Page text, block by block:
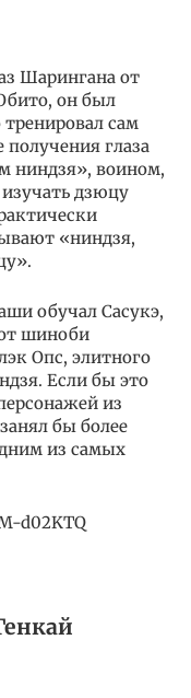
Шарингана от
он был
сам
глаза
ниндзя», воином,
дзюцу
«ниндзя,
обучал Сасукэ,
шиноби
Опс, элитного
Если бы это
из
бы более
из самых
d02KTQ